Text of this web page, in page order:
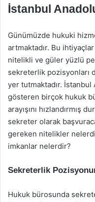
İstanbul
Günümüzde hukuki
artmaktadır. Bu
nitelikli ve güler yüzlü
sekreterlik pozisyonları
yer tutmaktadır. İstanbul
gösteren birçok hukuk
arayışını hızlandırmış
sekreter olarak
gereken nitelikler
imkanlar nelerdir?
Sekreterlik
Hukuk bürosunda